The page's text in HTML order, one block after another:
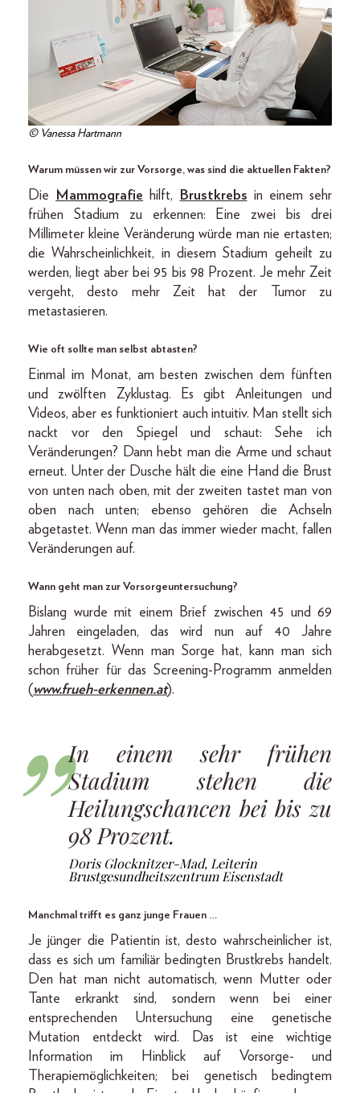
© Vanessa Hartmann
Warum müssen wir zur Vorsorge, was sind die aktuellen Fakten?
Die Mammografie hilft, Brustkrebs in einem sehr
frühen Stadium zu erkennen: Eine zwei bis drei
Millimeter kleine Veränderung würde man nie ertasten;
die Wahrscheinlichkeit, in diesem Stadium geheilt zu
werden, liegt aber bei 95 bis 98 Prozent. Je mehr Zeit
vergeht, desto mehr Zeit hat der Tumor zu
metastasieren.
Wie oft sollte man selbst abtasten?
Einmal im Monat, am besten zwischen dem fünften
und zwölften Zyklustag. Es gibt Anleitungen und
Videos, aber es funktioniert auch intuitiv. Man stellt sich
nackt vor den Spiegel und schaut: Sehe ich
Veränderungen? Dann hebt man die Arme und schaut
erneut. Unter der Dusche hält die eine Hand die Brust
von unten nach oben, mit der zweiten tastet man von
oben nach unten; ebenso gehören die Achseln
abgetastet. Wenn man das immer wieder macht, fallen
Veränderungen auf.
Wann geht man zur Vorsorgeuntersuchung?
Bislang wurde mit einem Brief zwischen 45 und 69
Jahren eingeladen, das wird nun auf 40 Jahre
herabgesetzt. Wenn man Sorge hat, kann man sich
schon früher für das Screening-Programm anmelden
(www.frueh-erkennen.at).
In einem sehr frühen
Stadium stehen die
Heilungschancen bei bis zu
98 Prozent.
Doris Glocknitzer-Mad, Leiterin
Brustgesundheitszentrum Eisenstadt
Manchmal trifft es ganz junge Frauen …
Je jünger die Patientin ist, desto wahrscheinlicher ist,
dass es sich um familiär bedingten Brustkrebs handelt.
Den hat man nicht automatisch, wenn Mutter oder
Tante erkrankt sind, sondern wenn bei einer
entsprechenden Untersuchung eine genetische
Mutation entdeckt wird. Das ist eine wichtige
Information im Hinblick auf Vorsorge- und
Therapiemöglichkeiten; bei genetisch bedingtem